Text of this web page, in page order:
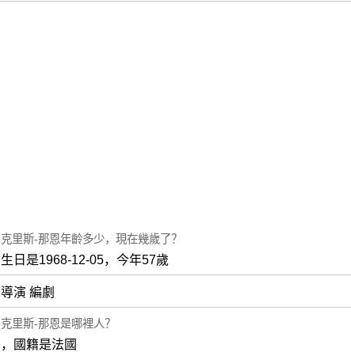
克里斯-那恩年齡多少，現在幾歲了？
生日是1968-12-05，今年57歲
導演 編劇
克里斯-那恩是哪裡人？
，國籍是法國